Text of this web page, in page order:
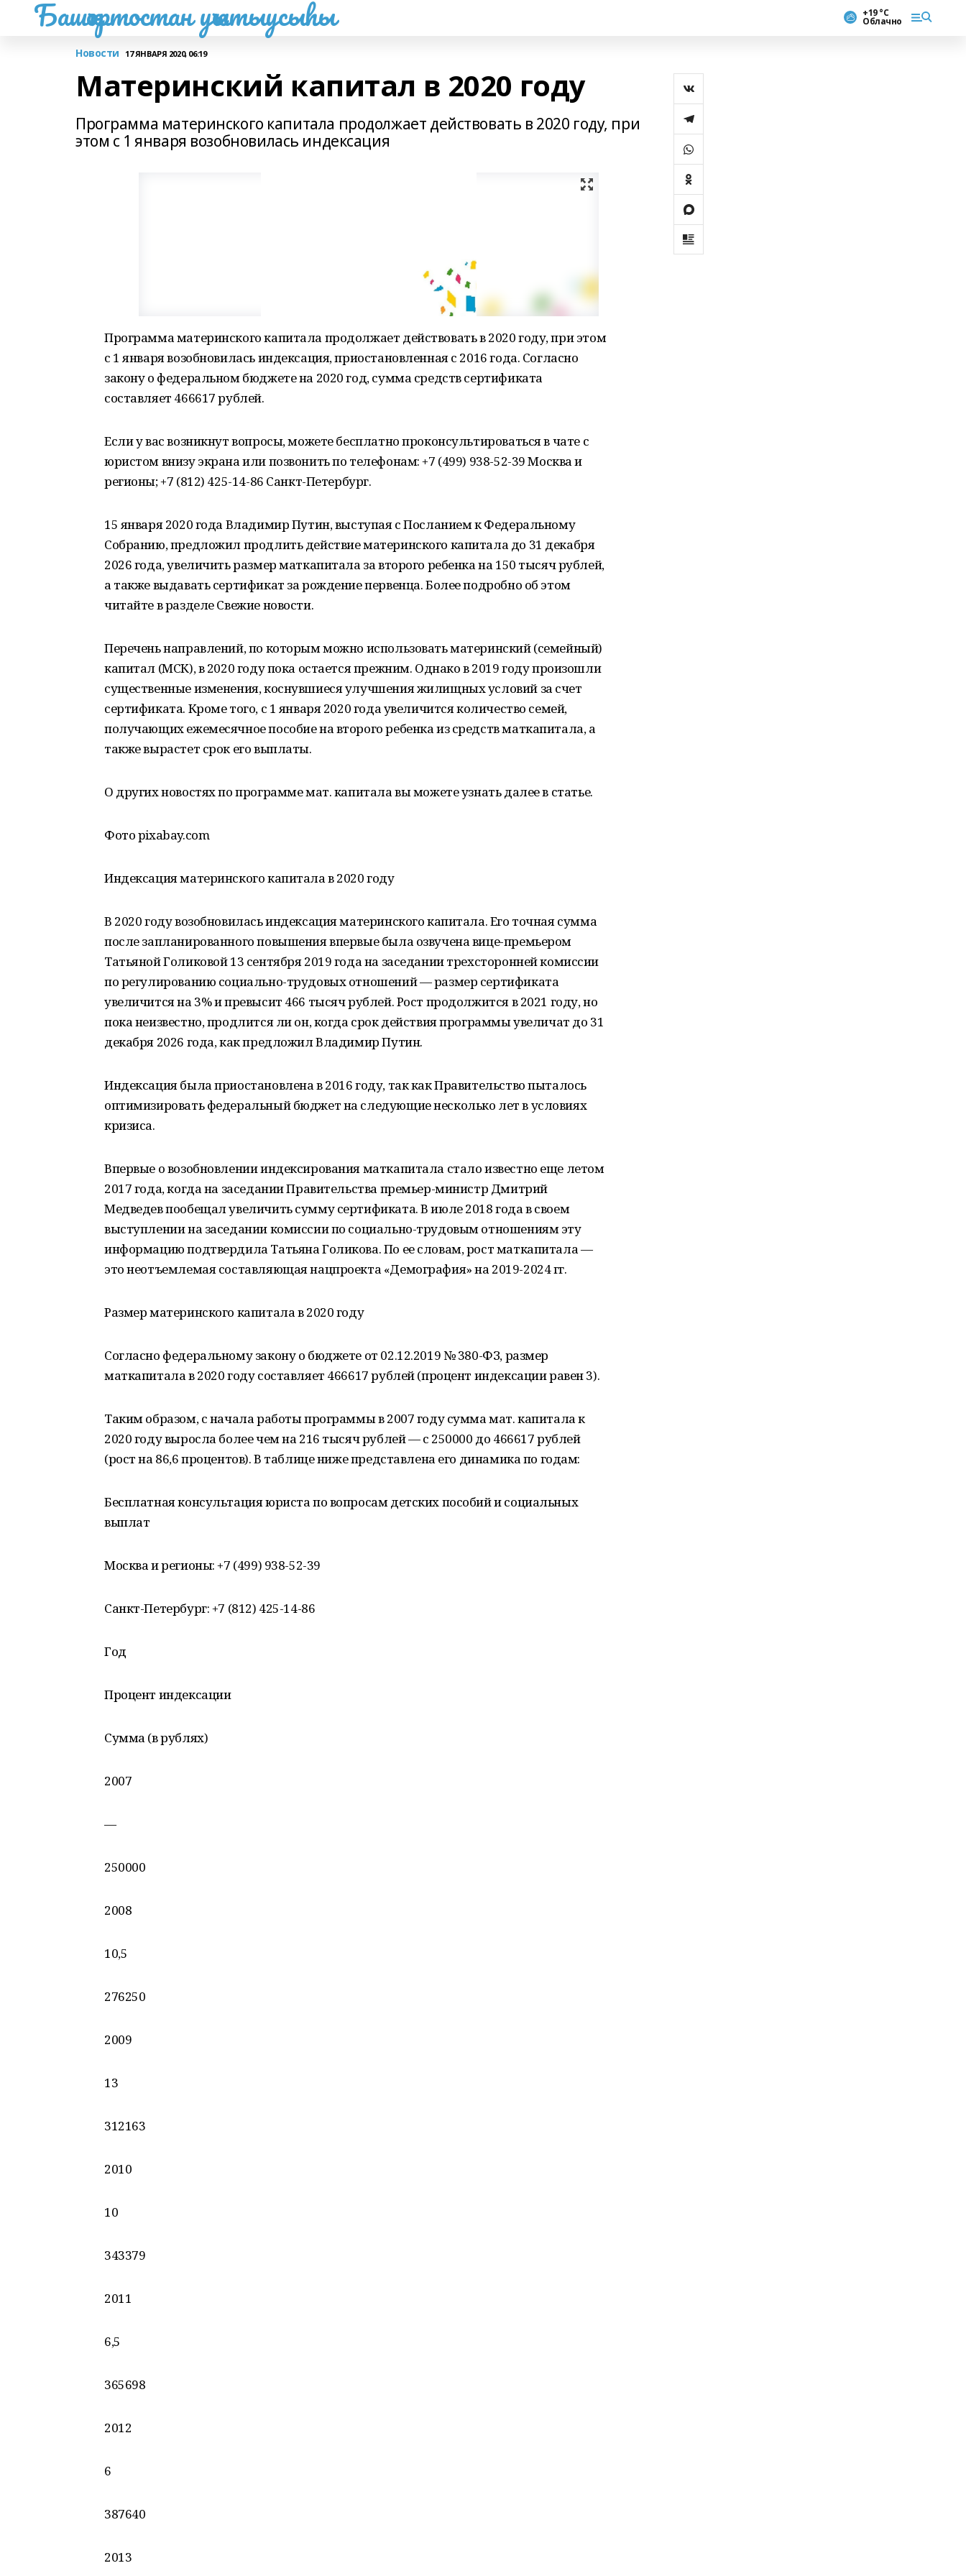
Башҡортостан уҡытыусыһы +19 °С
Облачно
Новости 17 ЯНВАРЯ 2020, 06:19
Материнский капитал в 2020 году
Программа материнского капитала продолжает действовать в 2020 году, при
этом с 1 января возобновилась индексация
Программа материнского капитала продолжает действовать в 2020 году, при этом
с 1 января возобновилась индексация, приостановленная с 2016 года. Согласно
закону о федеральном бюджете на 2020 год, сумма средств сертификата
составляет 466617 рублей.
Если у вас возникнут вопросы, можете бесплатно проконсультироваться в чате с
юристом внизу экрана или позвонить по телефонам: +7 (499) 938-52-39 Москва и
регионы; +7 (812) 425-14-86 Санкт-Петербург.
15 января 2020 года Владимир Путин, выступая с Посланием к Федеральному
Собранию, предложил продлить действие материнского капитала до 31 декабря
2026 года, увеличить размер маткапитала за второго ребенка на 150 тысяч рублей,
а также выдавать сертификат за рождение первенца. Более подробно об этом
читайте в разделе Свежие новости.
Перечень направлений, по которым можно использовать материнский (семейный)
капитал (МСК), в 2020 году пока остается прежним. Однако в 2019 году произошли
существенные изменения, коснувшиеся улучшения жилищных условий за счет
сертификата. Кроме того, с 1 января 2020 года увеличится количество семей,
получающих ежемесячное пособие на второго ребенка из средств маткапитала, а
также вырастет срок его выплаты.
О других новостях по программе мат. капитала вы можете узнать далее в статье.
Фото pixabay.com
Индексация материнского капитала в 2020 году
В 2020 году возобновилась индексация материнского капитала. Его точная сумма
после запланированного повышения впервые была озвучена вице-премьером
Татьяной Голиковой 13 сентября 2019 года на заседании трехсторонней комиссии
по регулированию социально-трудовых отношений — размер сертификата
увеличится на 3% и превысит 466 тысяч рублей. Рост продолжится в 2021 году, но
пока неизвестно, продлится ли он, когда срок действия программы увеличат до 31
декабря 2026 года, как предложил Владимир Путин.
Индексация была приостановлена в 2016 году, так как Правительство пыталось
оптимизировать федеральный бюджет на следующие несколько лет в условиях
кризиса.
Впервые о возобновлении индексирования маткапитала стало известно еще летом
2017 года, когда на заседании Правительства премьер-министр Дмитрий
Медведев пообещал увеличить сумму сертификата. В июле 2018 года в своем
выступлении на заседании комиссии по социально-трудовым отношениям эту
информацию подтвердила Татьяна Голикова. По ее словам, рост маткапитала —
это неотъемлемая составляющая нацпроекта «Демография» на 2019-2024 гг.
Размер материнского капитала в 2020 году
Согласно федеральному закону о бюджете от 02.12.2019 № 380-ФЗ, размер
маткапитала в 2020 году составляет 466617 рублей (процент индексации равен 3).
Таким образом, с начала работы программы в 2007 году сумма мат. капитала к
2020 году выросла более чем на 216 тысяч рублей — с 250000 до 466617 рублей
(рост на 86,6 процентов). В таблице ниже представлена его динамика по годам:
Бесплатная консультация юриста по вопросам детских пособий и социальных
выплат
Москва и регионы: +7 (499) 938-52-39
Санкт-Петербург: +7 (812) 425-14-86
Год
Процент индексации
Сумма (в рублях)
2007
—
250000
2008
10,5
276250
2009
13
312163
2010
10
343379
2011
6,5
365698
2012
6
387640
2013